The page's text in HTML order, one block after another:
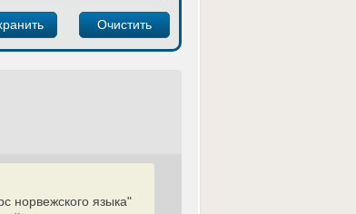
норвежского языка"